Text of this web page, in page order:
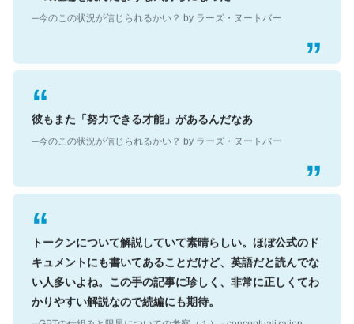
彼もまた「努力できる才能」があるんだなあ
トークンについて解説していて素晴らしい。ほぼ公式のド
キュメントにも書いてあることだけど、英語だと読んでな
い人多いよね。この手の記事に珍しく、非常に正しくてわ
かりやすい解説なので続編にも期待。